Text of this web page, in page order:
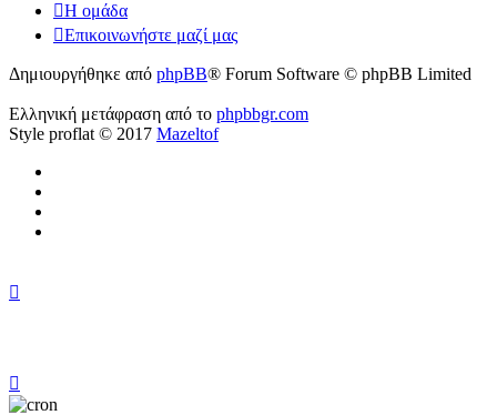
Η ομάδα
Επικοινωνήστε μαζί μας
Δημιουργήθηκε από phpBB® Forum Software © phpBB Limited
Ελληνική μετάφραση από το phpbbgr.com
Style proflat © 2017 Mazeltof